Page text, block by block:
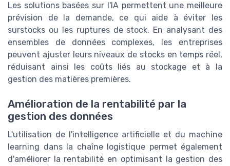
Les solutions basées sur l'IA permettent une meilleure
prévision de la demande, ce qui aide à éviter les
surstocks ou les ruptures de stock. En analysant des
ensembles de données complexes, les entreprises
peuvent ajuster leurs niveaux de stocks en temps réel,
réduisant ainsi les coûts liés au stockage et à la
gestion des matières premières.
Amélioration de la rentabilité par la
gestion des données
L'utilisation de l'intelligence artificielle et du machine
learning dans la chaîne logistique permet également
d'améliorer la rentabilité en optimisant la gestion des